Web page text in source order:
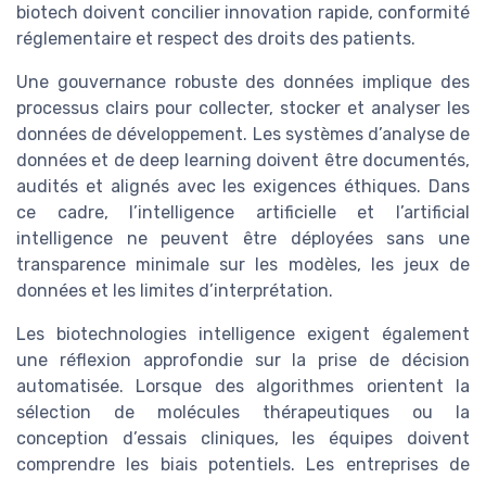
biotech doivent concilier innovation rapide, conformité
réglementaire et respect des droits des patients.
Une gouvernance robuste des données implique des
processus clairs pour collecter, stocker et analyser les
données de développement. Les systèmes d’analyse de
données et de deep learning doivent être documentés,
audités et alignés avec les exigences éthiques. Dans
ce cadre, l’intelligence artificielle et l’artificial
intelligence ne peuvent être déployées sans une
transparence minimale sur les modèles, les jeux de
données et les limites d’interprétation.
Les biotechnologies intelligence exigent également
une réflexion approfondie sur la prise de décision
automatisée. Lorsque des algorithmes orientent la
sélection de molécules thérapeutiques ou la
conception d’essais cliniques, les équipes doivent
comprendre les biais potentiels. Les entreprises de